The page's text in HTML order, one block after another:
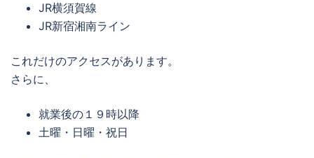
JR横須賀線
JR新宿湘南ライン
これだけのアクセスがあります。
さらに、
就業後の１９時以降
土曜・日曜・祝日